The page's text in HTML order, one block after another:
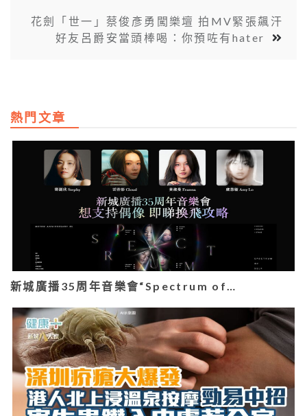
花劍「世一」蔡俊彥勇闖樂壇 拍MV緊張飆汗
好友呂爵安當頭棒喝：你預咗有hater
熱門文章
新城廣播35周年音樂會“Spectrum of…